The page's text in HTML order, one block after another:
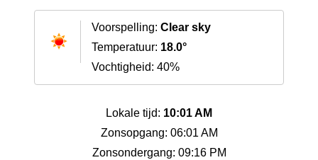
Voorspelling: Clear sky
Temperatuur: 18.0°
Vochtigheid: 40%
Lokale tijd: 10:01 AM
Zonsopgang: 06:01 AM
Zonsondergang: 09:16 PM